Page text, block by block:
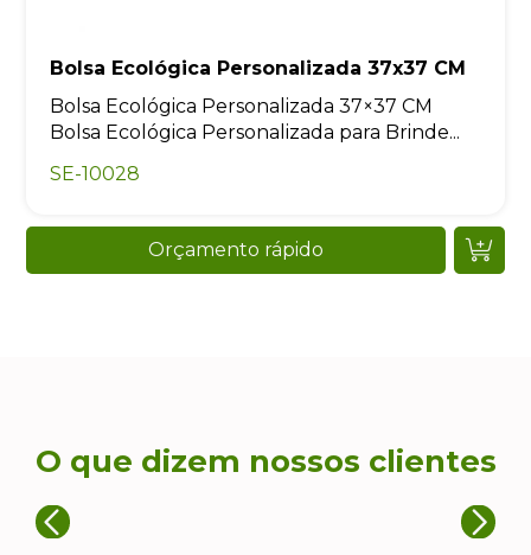
Bolsa Ecológica Personalizada 37x37 CM
Bolsa Ecológica Personalizada 37×37 CM
Bolsa Ecológica Personalizada para Brinde...
SE-10028
Orçamento rápido
O que dizem nossos clientes